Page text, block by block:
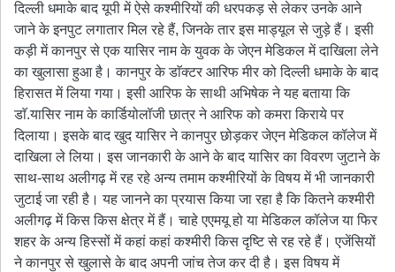
दिल्ली धमाके बाद यूपी में ऐसे कश्मीरियों की धरपकड़ से लेकर उनके आने
जाने के इनपुट लगातार मिल रहे हैं, जिनके तार इस माड्यूल से जुड़े हैं। इसी
कड़ी में कानपुर से एक यासिर नाम के युवक के जेएन मेडिकल में दाखिला लेने
का खुलासा हुआ है। कानपुर के डाॅक्टर आरिफ मीर को दिल्ली धमाके के बाद
हिरासत में लिया गया। इसी आरिफ के साथी अभिषेक ने यह बताया कि
डाॅ.यासिर नाम के कार्डियोलॉजी छात्र ने आरिफ को कमरा किराये पर
दिलाया। इसके बाद खुद यासिर ने कानपुर छोड़कर जेएन मेडिकल कॉलेज में
दाखिला ले लिया। इस जानकारी के आने के बाद यासिर का विवरण जुटाने के
साथ-साथ अलीगढ़ में रह रहे अन्य तमाम कश्मीरियों के विषय में भी जानकारी
जुटाई जा रही है। यह जानने का प्रयास किया जा रहा है कि कितने कश्मीरी
अलीगढ़ में किस किस क्षेत्र में हैं। चाहे एएमयू हो या मेडिकल कॉलेज या फिर
शहर के अन्य हिस्सों में कहां कहां कश्मीरी किस दृष्टि से रह रहे हैं। एजेंसियों
ने कानपुर से खुलासे के बाद अपनी जांच तेज कर दी है। इस विषय में